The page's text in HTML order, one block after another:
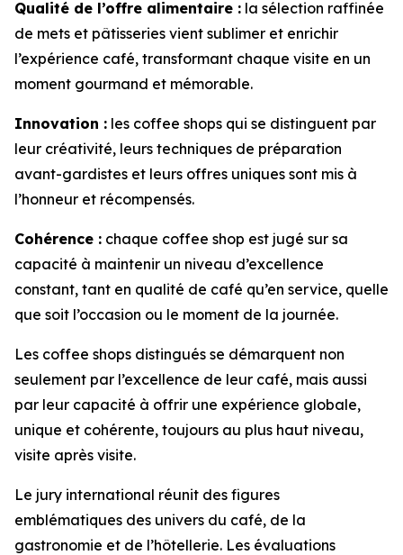
Qualité de l’offre alimentaire : la sélection raffinée
de mets et pâtisseries vient sublimer et enrichir
l’expérience café, transformant chaque visite en un
moment gourmand et mémorable.
Innovation : les coffee shops qui se distinguent par
leur créativité, leurs techniques de préparation
avant-gardistes et leurs offres uniques sont mis à
l’honneur et récompensés.
Cohérence : chaque coffee shop est jugé sur sa
capacité à maintenir un niveau d’excellence
constant, tant en qualité de café qu’en service, quelle
que soit l’occasion ou le moment de la journée.
Les coffee shops distingués se démarquent non
seulement par l’excellence de leur café, mais aussi
par leur capacité à offrir une expérience globale,
unique et cohérente, toujours au plus haut niveau,
visite après visite.
Le jury international réunit des figures
emblématiques des univers du café, de la
gastronomie et de l’hôtellerie. Les évaluations